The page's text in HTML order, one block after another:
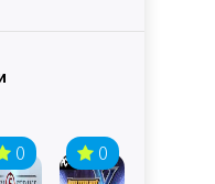
0 0